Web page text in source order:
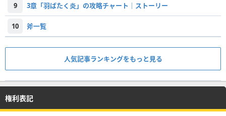
9 3章「羽ばたく炎」の攻略チャート｜ストーリー
10 斧一覧
人気記事ランキングをもっと見る
権利表記